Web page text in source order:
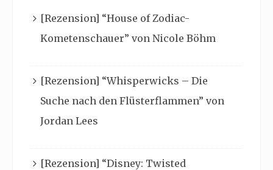
[Rezension] “House of Zodiac-
Kometenschauer” von Nicole Böhm
[Rezension] “Whisperwicks – Die
Suche nach den Flüsterflammen” von
Jordan Lees
[Rezension] “Disney: Twisted